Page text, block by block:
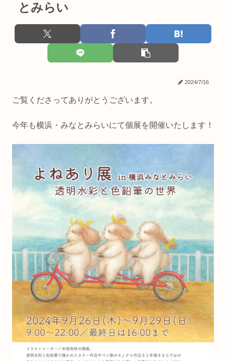
とみらい
2024/7/16
ご覧くださってありがとうございます。
今年も横浜・みなとみらいにて個展を開催いたします！